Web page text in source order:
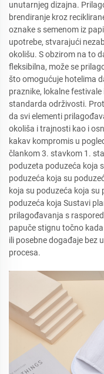
unutarnjeg dizajna.
brendiranje kroz
oznake s semenom iz
upotrebe, stvarajući
okolišu. S obzirom na to
fleksibilna, može se
što omogućuje hotelima
praznike, lokalne
standarda održivosti.
da svi elementi
okoliša i trajnosti kao i
kakav kompromis u
člankom 3. stavkom 1.
poduzeta poduzeća koja
poduzeća koja su
koja su poduzeća koja su
poduzeća koja Sustavi
prilagođavanja s
papuče stignu točno
ili posebne događaje bez
procesa.